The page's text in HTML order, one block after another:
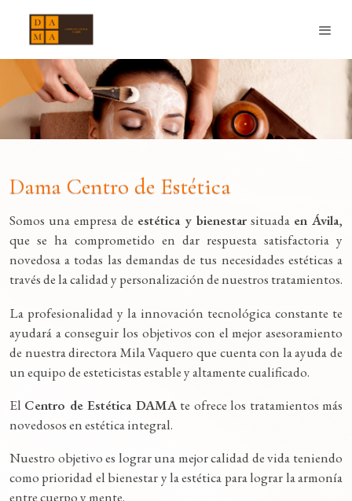
Dama Centro de Estética
Somos una empresa de estética y bienestarsituada en Ávila,
que se ha comprometido en dar respuesta satisfactoria y
novedosa a todas las demandas de tus necesidades estéticas a
través de la calidad y personalización de nuestros tratamientos.
La profesionalidad y la innovación tecnológica constante te
ayudará a conseguir los objetivos con el mejor asesoramiento
de nuestra directora Mila Vaquero que cuenta con la ayuda de
un equipo de esteticistas estable y altamente cualificado.
El Centro de Estética DAMAte ofrece los tratamientos más
novedosos en estética integral.
Nuestro objetivo es lograr una mejor calidad de vida teniendo
como prioridad el bienestar y la estética para lograr la armonía
entre cuerpo y mente.